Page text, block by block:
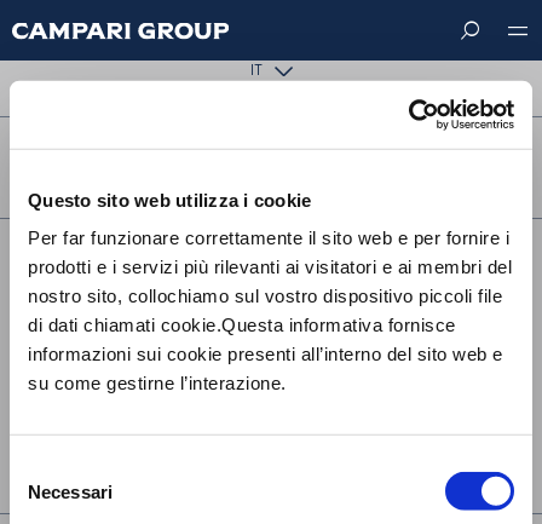
Questo sito web utilizza i cookie
Per far funzionare correttamente il sito web e per fornire i
prodotti e i servizi più rilevanti ai visitatori e ai membri del
nostro sito, collochiamo sul vostro dispositivo piccoli file
di dati chiamati cookie.Questa informativa fornisce
informazioni sui cookie presenti all’interno del sito web e
su come gestirne l’interazione.
delNecessari
al
contenuto
principale
Footer
menu
CONTATTACI
SOSTENIBILITÀ
TERMINI E CONDIZIONI
PRIVACY
FOLLOW US ON